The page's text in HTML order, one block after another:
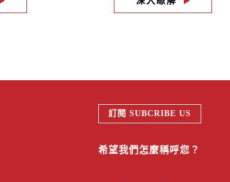
訂閱 SUBCRIBE US
希望我們怎麼稱呼您？